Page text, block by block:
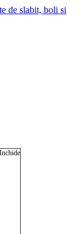
de slabit, boli si